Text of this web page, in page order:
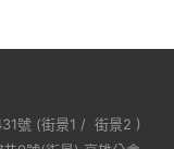
號 (街景1 / 街景2 )